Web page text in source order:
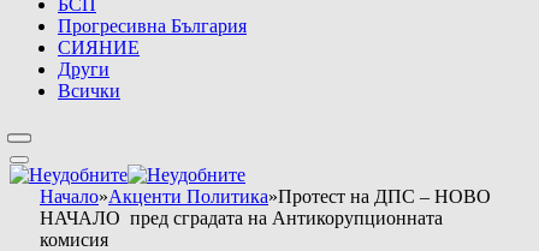
Прогресивна България
СИЯНИЕ
Други
Всички
Начало»Акценти Политика»Протест на ДПС – НОВО
НАЧАЛО пред сградата на Антикорупционната
комисия